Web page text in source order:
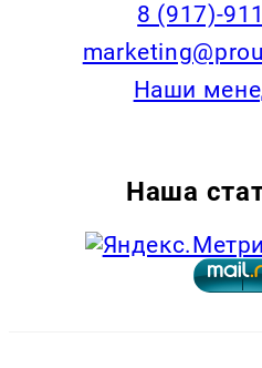
8 (917)-
Наши
Наша